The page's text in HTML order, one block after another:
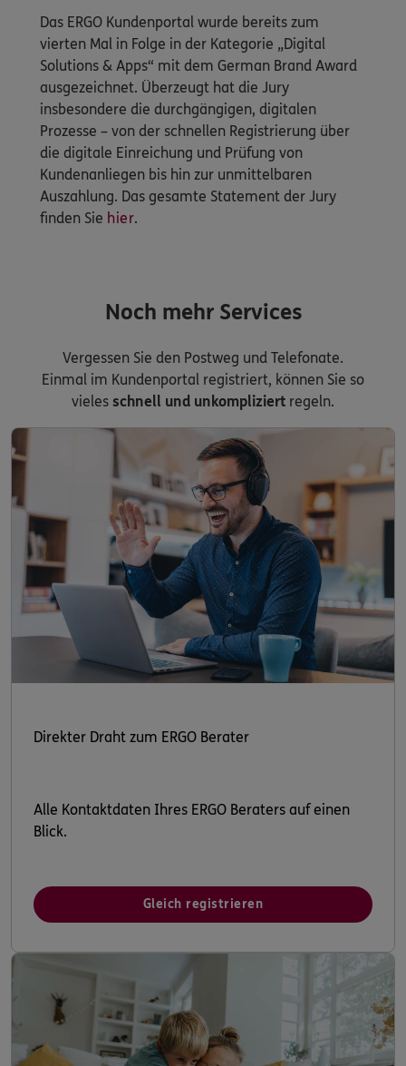
Das ERGO Kundenportal wurde bereits zum
vierten Mal in Folge in der Kategorie „Digital
Solutions & Apps“ mit dem German Brand Award
ausgezeichnet. Überzeugt hat die Jury
insbesondere die durchgängigen, digitalen
Prozesse – von der schnellen Registrierung über
die digitale Einreichung und Prüfung von
Kundenanliegen bis hin zur unmittelbaren
Auszahlung. Das gesamte Statement der Jury
finden Sie hier.
Noch mehr Services
Vergessen Sie den Postweg und Telefonate.
Einmal im Kundenportal registriert, können Sie so
vieles schnell und unkompliziert regeln.
Direkter Draht zum ERGO Berater
Alle Kontaktdaten Ihres ERGO Beraters auf einen
Blick.
Gleich registrieren